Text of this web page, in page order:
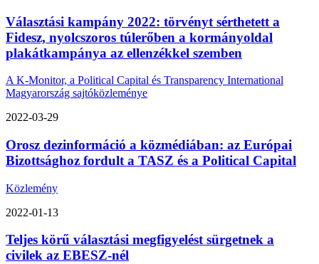
Választási kampány 2022: törvényt sérthetett a
Fidesz, nyolcszoros túlerőben a kormányoldal
plakátkampánya az ellenzékkel szemben
A K-Monitor, a Political Capital és Transparency International
Magyarország sajtóközleménye
2022-03-29
Orosz dezinformáció a közmédiában: az Európai
Bizottsághoz fordult a TASZ és a Political Capital
Közlemény
2022-01-13
Teljes körű választási megfigyelést sürgetnek a
civilek az EBESZ-nél